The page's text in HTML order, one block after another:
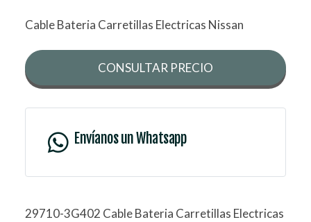
Cable Bateria Carretillas Electricas Nissan
CONSULTAR PRECIO
Envíanos un Whatsapp
29710-3G402 Cable Bateria Carretillas Electricas